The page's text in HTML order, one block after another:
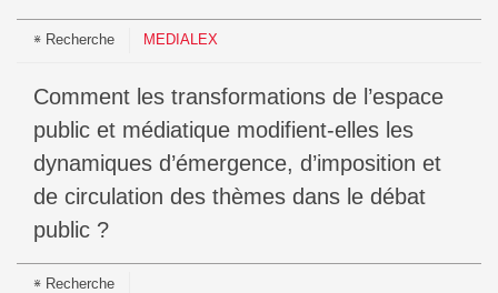
Recherche MEDIALEX
comment les transformations de l’espace
public et médiatique modifient-elles les
dynamiques d’émergence, d’imposition et
de circulation des thèmes dans le débat
public ?
Recherche